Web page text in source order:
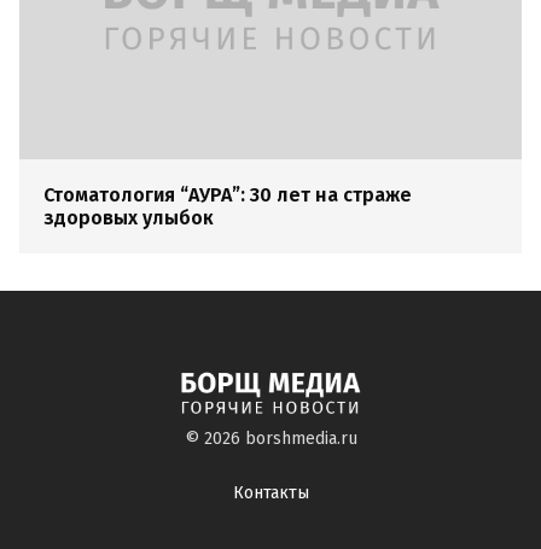
Стоматология “АУРА”: 30 лет на страже
здоровых улыбок
© 2026 borshmedia.ru
Контакты